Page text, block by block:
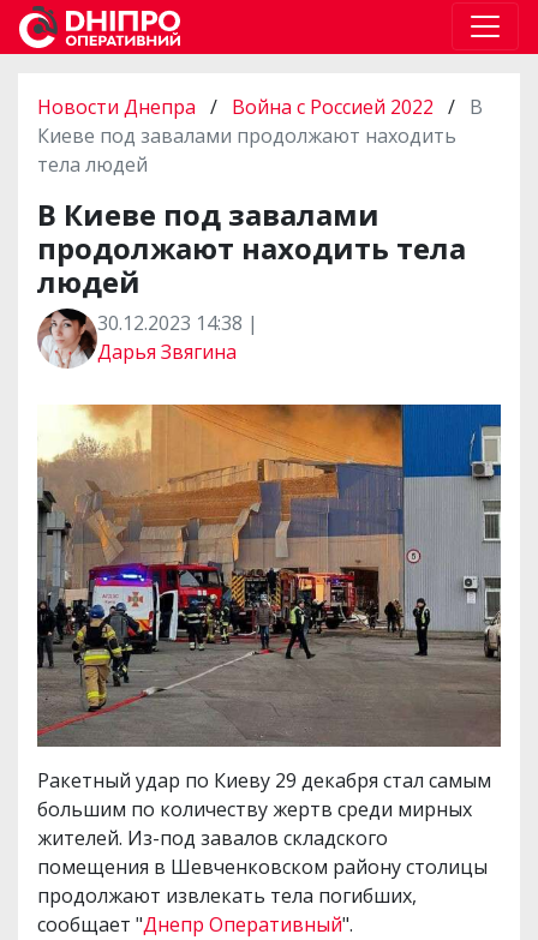
Новости Днепра / Война с Россией 2022 / В
Киеве под завалами продолжают находить
тела людей
В Киеве под завалами
продолжают находить тела
людей
30.12.2023 14:38 |
Дарья Звягина
Ракетный удар по Киеву 29 декабря стал самым
большим по количеству жертв среди мирных
жителей. Из-под завалов складского
помещения в Шевченковском району столицы
продолжают извлекать тела погибших,
сообщает "Днепр Оперативный".